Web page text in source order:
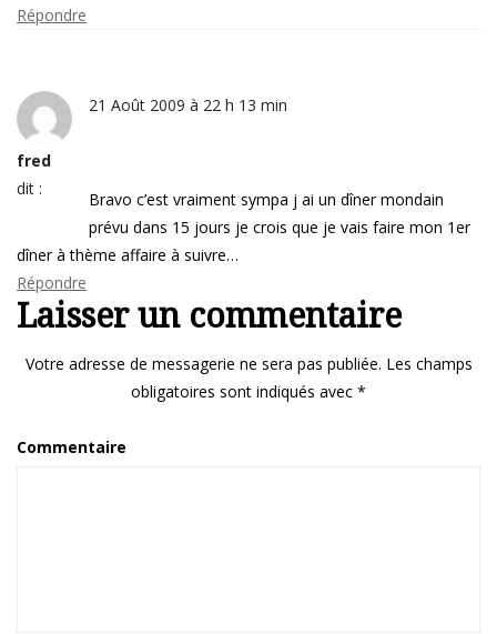
Répondre
fred
dit :
21 Août 2009 à 22 h 13 min
Bravo c’est vraiment sympa j ai un dîner mondain
prévu dans 15 jours je crois que je vais faire mon 1er
dîner à thème affaire à suivre…
Répondre
Laisser un commentaire
Votre adresse de messagerie ne sera pas publiée. Les champs
obligatoires sont indiqués avec *
Commentaire